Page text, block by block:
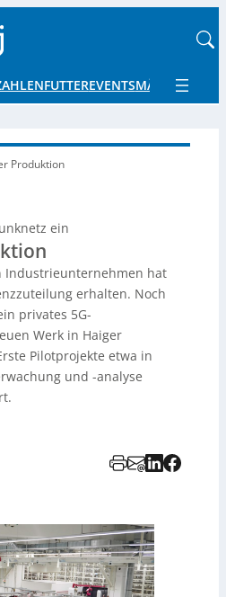
EVENTSMÄRKTE UND
Produktion
ein
Industrieunternehmen hat
erhalten. Noch
privates 5G-
Werk in Haiger
Pilotprojekte etwa in
und -analyse